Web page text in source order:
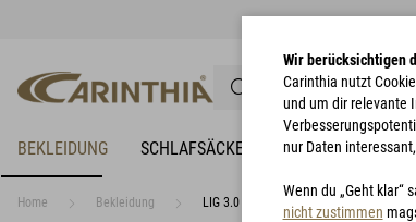
BEKLEIDUNG SCHLAFSÄCKE NÄSSESCHUTZ
Home Bekleidung LIG 3.0 Jacket 5-Farb Flecktarn
Wir berücksichtigen
Carinthia nutzt
und um dir relevante
nur Daten
Wenn du „Geht klar“
nicht zustimmen